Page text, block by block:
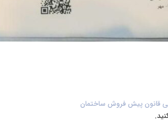
قانون پیش فروش ساختمان